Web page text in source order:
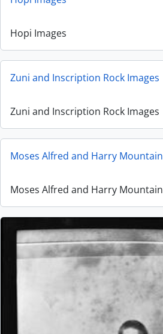
Hopi Images
Zuni and Inscription Rock Images
Zuni and Inscription Rock Images
Moses Alfred and Harry Mountain
Moses Alfred and Harry Mountain